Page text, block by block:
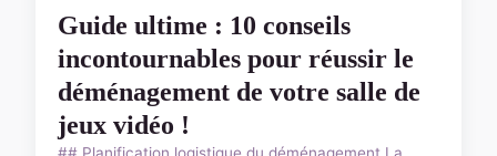
Guide ultime : 10 conseils
incontournables pour réussir le
déménagement de votre salle de
jeux vidéo !